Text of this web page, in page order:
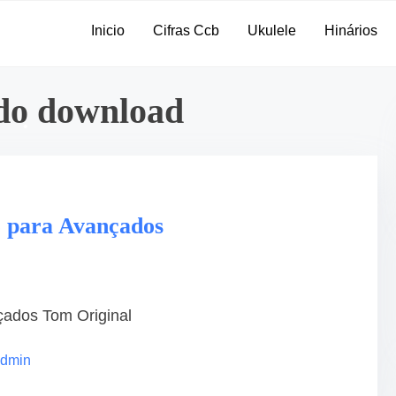
Inicio Cifras Ccb Ukulele Hinários
download
Avançados
Tom Original